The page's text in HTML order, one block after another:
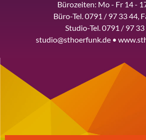
Bürozeiten: Mo - Fr 14 -
Büro-Tel. 0791 / 97 33 44,
Studio-Tel. 0791 / 97 33
studio@sthoerfunk.de •